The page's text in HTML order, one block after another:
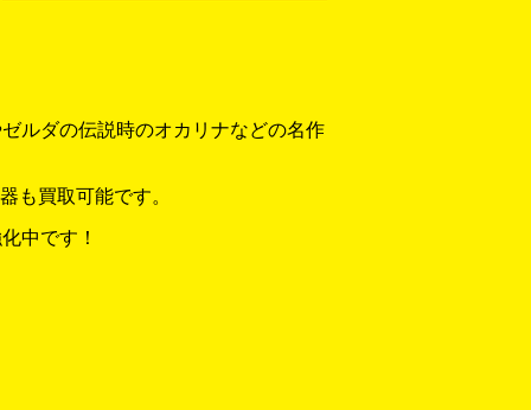
ルダの伝説時のオカリナなどの名作
も買取可能です。
中です！